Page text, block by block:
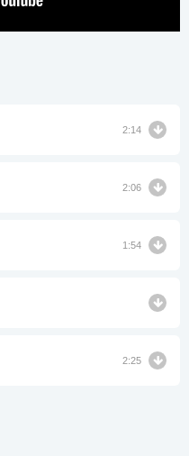
2:14
2:06
1:54
2:25